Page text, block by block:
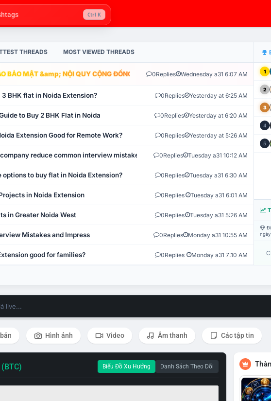
Ctrl K
THREADS MOST VIEWED THREADS
BẢO MẬT &amp; NỘI QUY CỘNG ĐỒNG VLIKE.VN: HỆ THỐNG GIÁM SÁT TỰ
0Replies Wednesday a31 6:07 AM
BHK flat in Noida Extension? 0Replies Yesterday at 6:25 AM
to Buy 2 BHK Flat in Noida 0Replies Yesterday at 6:20 AM
Extension Good for Remote Work? 0Replies Yesterday at 5:26 AM
reduce common interview mistakes? 0Replies Tuesday a31 10:12 AM
options to buy flat in Noida Extension? 0Replies Tuesday a31 6:30 AM
in Noida Extension 0Replies Tuesday a31 6:01 AM
in Greater Noida West 0Replies Tuesday a31 5:26 AM
Mistakes and Impress 0Replies Monday a31 10:55 AM
good for families? 0Replies Monday a31 7:10 AM
1
2
3
4
5
live...
Hình ảnh Video Âm thanh Các tập tin
(BTC) Biểu Đồ Xu Hướng Danh Sách Theo Dõi